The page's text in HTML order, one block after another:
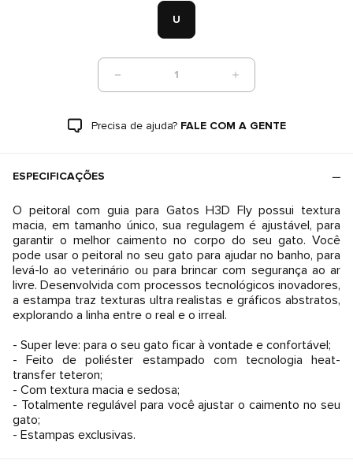
U
1
Precisa de ajuda? FALE COM A GENTE
ESPECIFICAÇÕES
O peitoral com guia para Gatos H3D Fly possui textura
macia, em tamanho único, sua regulagem é ajustável, para
garantir o melhor caimento no corpo do seu gato. Você
pode usar o peitoral no seu gato para ajudar no banho, para
levá-lo ao veterinário ou para brincar com segurança ao ar
livre. Desenvolvida com processos tecnológicos inovadores,
a estampa traz texturas ultra realistas e gráficos abstratos,
explorando a linha entre o real e o irreal.
- Super leve: para o seu gato ficar à vontade e confortável;
- Feito de poliéster estampado com tecnologia heat-
transfer teteron;
- Com textura macia e sedosa;
- Totalmente regulável para você ajustar o caimento no seu
gato;
- Estampas exclusivas.